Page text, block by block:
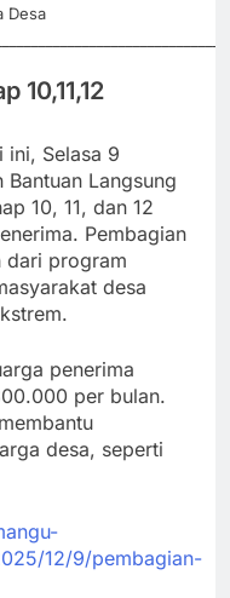
Desa
10,11,12
ini, Selasa 9
Langsung
10, 11, dan 12
Pembagian
dari program
desa
penerima
per bulan.
desa, seperti
12/9/pembagian-